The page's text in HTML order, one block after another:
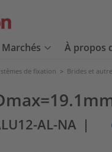
Marchés À propos
de fixation > Brides et
AL-NA |